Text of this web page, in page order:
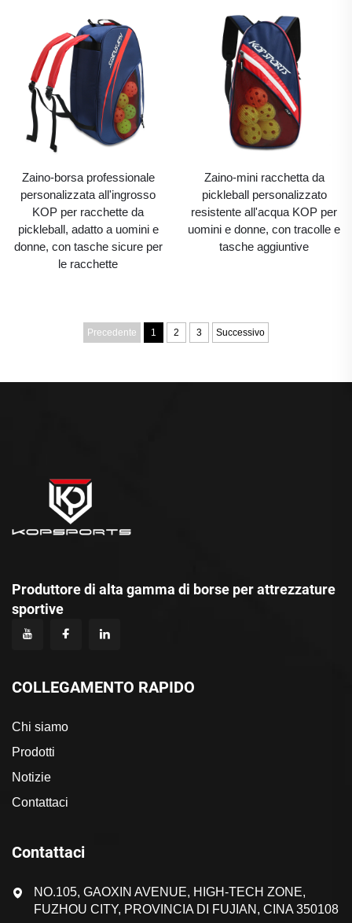
Zaino-borsa professionale
personalizzata all'ingrosso
KOP per racchette da
pickleball, adatto a uomini e
donne, con tasche sicure per
le racchette
Zaino-mini racchetta da
pickleball personalizzato
resistente all'acqua KOP per
uomini e donne, con tracolle e
tasche aggiuntive
Precedente 1 2 3 Successivo
Produttore di alta gamma di borse per attrezzature
sportive
COLLEGAMENTO RAPIDO
Chi siamo
Prodotti
Notizie
Contattaci
Contattaci
NO.105, GAOXIN AVENUE, HIGH-TECH ZONE,
FUZHOU CITY, PROVINCIA DI FUJIAN, CINA 350108